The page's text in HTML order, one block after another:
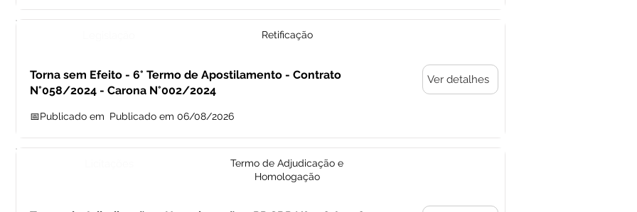
Retificação
Torna sem Efeito - 6° Termo de Apostilamento - Contrato
N°058/2024 - Carona N°002/2024
📅Publicado em Publicado em 06/08/2026
Ver detalhes
Termo de Adjudicação e
Homologação